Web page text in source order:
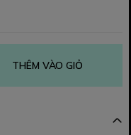
THÊM VÀO GIỎ